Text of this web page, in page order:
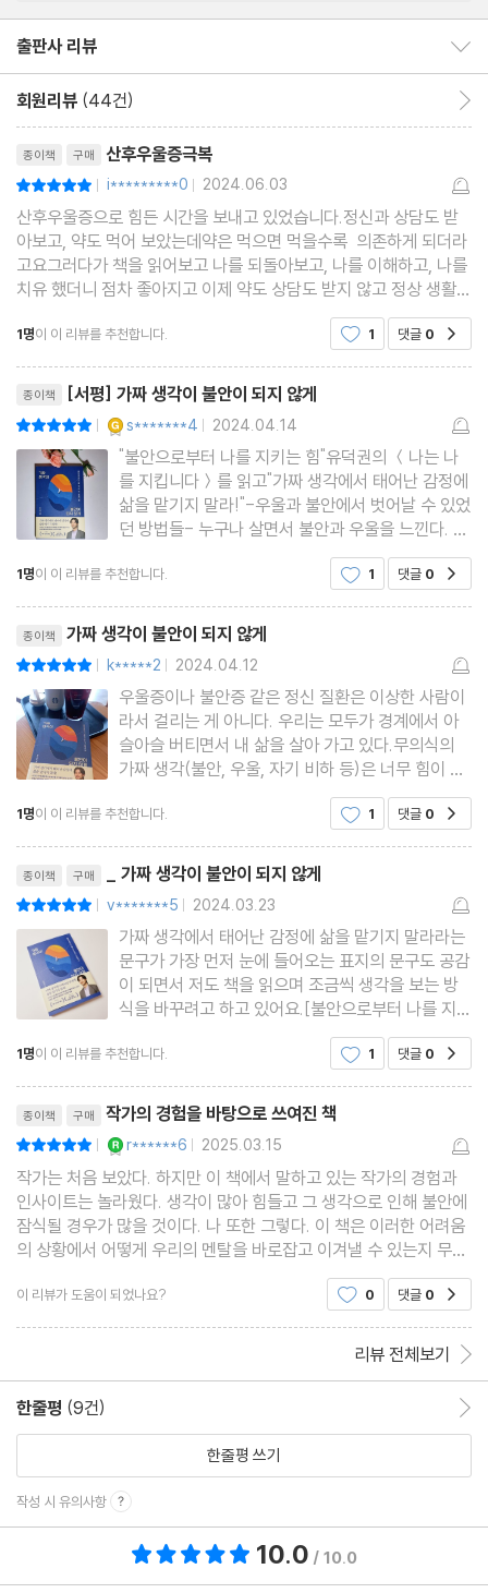
이 책은 걱정이 많은 분들, 사회 불안, 불안장애, 우울증, 대인공포,
무대 공포, 사회공포증, 공황장애와 같이 정서적으로 고통받고 있는
분들과 그러한 가족을 둔 분들에게 불안을 극복한 노하우를 단계별
하는 정신적 고통을 누구보다 잘 알고 있는 저자의 공감과 용기를 전
해줄 것이다.
나는 미래를 알 수 있어 - 점쟁이 예언 오류
느낌이 오잖아, 확실해 - 감정적 추론 오류
착하거나 나쁘거나 - 흑백논리 사고 오류
절대 안 돼! - 당위 진술(강박적 부담 오류)
난 바보, 멍청이 - 명명하기 오류
난 장점이 없어 - 장점 무시하기 오류
모르겠고, 불안하지 않은 게 가장 중요해 - 정신적 여과 오류
버림받은 내면 아이 - 왜곡된 핵심 신념 바꾸기
4장. 3단계, 불안을 잠재우는 실전 방법
본모습을 보여주는 용토끼 훈련
긴장한 몸 힘 빼기
호흡 의식하기
해야 할 일에 집중하기
자세가 감정을 바꾼다
적어야 알아차릴 수 있다
5장. 4단계, 마음 챙기기
바꿀 필요 없는 마음챙김 명상
문제해결의 시작은 알아차림
불덩이를 내려놓기
행복을 위해 원하는 것에 집중하기
모든 게 개성이다
출판사 리뷰
회원리뷰 (44건)
종이책 구매 산후우울증극복
| i*********0 | 2024.06.03
산후우울증으로 힘든 시간을 보내고 있었습니다.정신과 상담도 받
아보고, 약도 먹어 보았는데약은 먹으면 먹을수록 의존하게 되더라
고요그러다가 책을 읽어보고 나를 되돌아보고, 나를 이해하고, 나를
치유 했더니 점차 좋아지고 이제 약도 상담도 받지 않고 정상 생활이
가능합니다!산후에는 정말 많이 힘든데주변에 실질적으로 도움이
되는 사람이 없어요불안을 증폭 시키는 사람들만
1명이 이 리뷰를 추천합니다. 1 댓글 0
종이책 [서평] 가짜 생각이 불안이 되지 않게
| s*******4 | 2024.04.14
"불안으로부터 나를 지키는 힘"유덕권의 ＜나는 나
를 지킵니다＞를 읽고"가짜 생각에서 태어난 감정에
삶을 맡기지 말라!"-우울과 불안에서 벗어날 수 있었
던 방법들- 누구나 살면서 불안과 우울을 느낀다. 하
지만 우리가 겪고 있는 불안과 우울 증상이 불안증이
나 우울증으로 연결되지 않는 이유는 그 증상들은 일
시적이며 얼마든지 조절 가능하기 때문이다. 한 때
나는 시험 불안증에
1명이 이 리뷰를 추천합니다. 1 댓글 0
종이책 가짜 생각이 불안이 되지 않게
| k*****2 | 2024.04.12
우울증이나 불안증 같은 정신 질환은 이상한 사람이
라서 걸리는 게 아니다. 우리는 모두가 경계에서 아
슬아슬 버티면서 내 삶을 살아 가고 있다.무의식의
가짜 생각(불안, 우울, 자기 비하 등)은 너무 힘이 강
해서 마치 자기가 진짜처럼 주인 행세를 한다.'가짜
생각이 불안이 되지 않게' 는이런 가짜 생각으로부터
나를 지키는 방법이 나와 있는데 실제로 사회 불안증
을 겪으면서 18년
1명이 이 리뷰를 추천합니다. 1 댓글 0
종이책 구매 _ 가짜 생각이 불안이 되지 않게
| v*******5 | 2024.03.23
가짜 생각에서 태어난 감정에 삶을 맡기지 말라라는
문구가 가장 먼저 눈에 들어오는 표지의 문구도 공감
이 되면서 저도 책을 읽으며 조금씩 생각을 보는 방
식을 바꾸려고 하고 있어요.[불안으로부터 나를 지키
는 자기초월의 힘]하나하나 와닿는 글이 많았어요.1
8년간 먹던 불안과 우울약을 끊은 저자의 노하우가
담긴 책이라 더 믿음이 가는 책이었고, 저도 평소에
불안한 마음이나 생각
1명이 이 리뷰를 추천합니다. 1 댓글 0
종이책 구매 작가의 경험을 바탕으로 쓰여진 책
| r******6 | 2025.03.15
작가는 처음 보았다. 하지만 이 책에서 말하고 있는 작가의 경험과
인사이트는 놀라웠다. 생각이 많아 힘들고 그 생각으로 인해 불안에
잠식될 경우가 많을 것이다. 나 또한 그렇다. 이 책은 이러한 어려움
의 상황에서 어떻게 우리의 멘탈을 바로잡고 이겨낼 수 있는지 무의
식을 다루는 방법부터 자기암시까지 다양한 해결법을 제안하고 있
다.나는 그중에 가장 인상적이었던 것은 매일 아
이 리뷰가 도움이 되었나요? 0 댓글 0
리뷰 전체보기
한줄평 (9건)
한줄평 쓰기
작성 시 유의사항
10.0 / 10.0